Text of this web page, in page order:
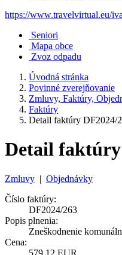
https://www.travelvirtual.eu/
Seniori
Mapa obce
Zvoz odpadu
Úvodná stránka
Povinné zverejňovanie
Zmluvy, Faktúry,
Faktúry
Detail faktúry DF2024/
Detail faktúry
Zmluvy | Objednávky
Číslo faktúry:
DF2024/263
Popis plnenia:
Zneškodnenie
Cena:
579,12 EUR